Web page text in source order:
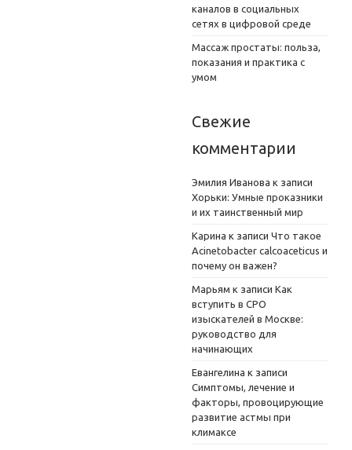
каналов в социальных
сетях в цифровой среде
Массаж простаты: польза,
показания и практика с
умом
Свежие
комментарии
Эмилия Иванова к записи
Хорьки: Умные проказники
и их таинственный мир
Карина к записи Что такое
Acinetobacter calcoaceticus и
почему он важен?
Марьям к записи Как
вступить в СРО
изыскателей в Москве:
руководство для
начинающих
Евангелина к записи
Симптомы, лечение и
факторы, провоцирующие
развитие астмы при
климаксе